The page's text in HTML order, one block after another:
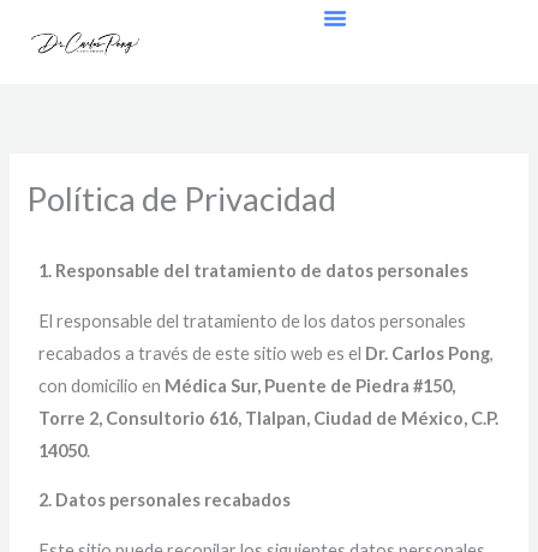
Política de Privacidad
1. Responsable del tratamiento de datos personales
El responsable del tratamiento de los datos personales
recabados a través de este sitio web es el Dr. Carlos Pong,
con domicilio en Médica Sur, Puente de Piedra #150,
Torre 2, Consultorio 616, Tlalpan, Ciudad de México, C.P.
14050.
2. Datos personales recabados